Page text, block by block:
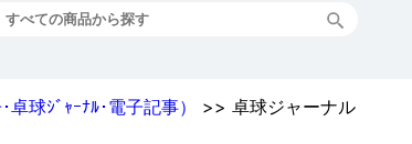
球ｼﾞｬｰﾅﾙ･電子記事） >> 卓球ジャーナル